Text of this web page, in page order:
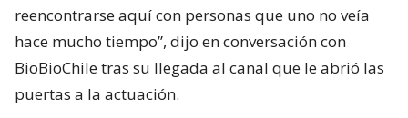
reencontrarse aquí con personas que uno no veía
hace mucho tiempo”, dijo en conversación con
BioBioChile tras su llegada al canal que le abrió las
puertas a la actuación.